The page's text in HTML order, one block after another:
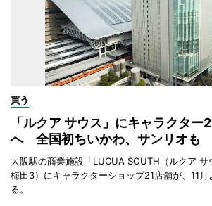
買う
「ルクア サウス」にキャラクター
へ 全国初ちいかわ、サンリオも
大阪駅の商業施設「LUCUA SOUTH（ルクア
梅田3）にキャラクターショップ21店舗が、11
る。